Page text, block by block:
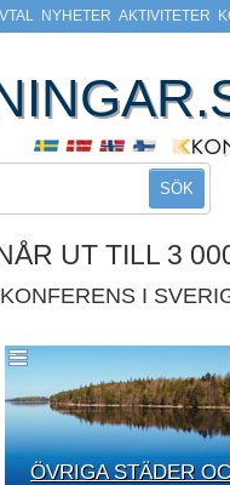
NYHETER AKTIVITETER
SÖK
UT TILL 3
I
ÖVRIGA STÄDER